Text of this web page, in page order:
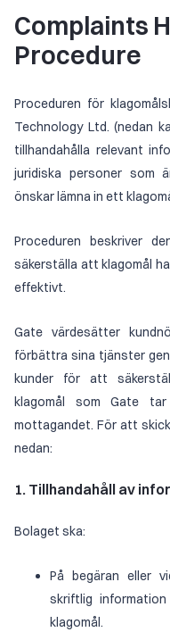
Complaints
Procedure
Proceduren för
Technology Ltd. (nedan
tillhandahålla relevant
juridiska personer som
önskar lämna in ett
Proceduren beskriver
säkerställa att klagomål
effektivt.
Gate värdesätter
förbättra sina tjänster
kunder för att
klagomål som Gate
mottagandet. För att
nedan:
1. Tillhandahåll av
Bolaget ska:
På begäran eller
skriftlig
klagomål.